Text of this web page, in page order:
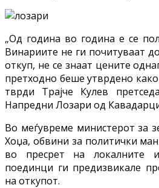
„Од година во година е се
Винариите не ги почитуваат
откуп, не се знаат цените
претходно беше утврдено
тврди Трајче Кулев
Напредни Лозари од
Во меѓувреме министерот за
Хоџа, обвини за политички
во пресрет на локалните
поединци ги предизвикале
на откупот.